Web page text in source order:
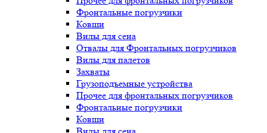
Фронтальные погрузчики
Ковши
Вилы для сена
Отвалы для Фронтальных погрузчиков
Вилы для палетов
Захваты
Грузоподъемные устройства
Прочее для фронтальных погрузчиков
Фронтальные погрузчики
Ковши